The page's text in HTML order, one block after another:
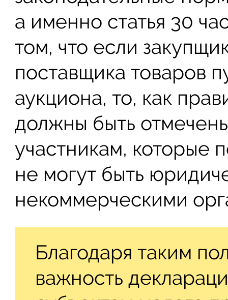
а именно статья 30
том, что если
поставщика товаров
аукциона, то, как
должны быть
участникам, которые
не могут быть
некоммерческими
Благодаря таким
важность